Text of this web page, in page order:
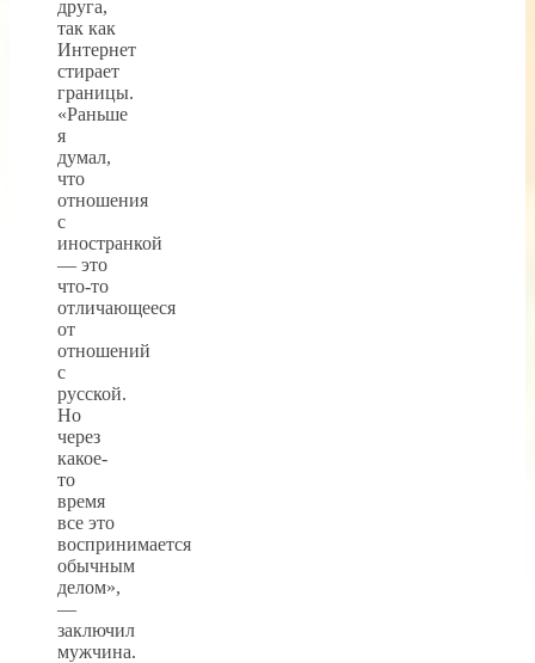
друга,
так как
Интернет
стирает
границы.
«Раньше
я
думал,
что
отношения
с
иностранкой
— это
что-то
отличающееся
от
отношений
с
русской.
Но
через
какое-
то
время
все это
воспринимается
обычным
делом»,
—
заключил
мужчина.